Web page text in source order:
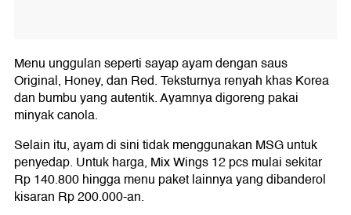
Menu unggulan seperti sayap ayam dengan saus
Original, Honey, dan Red. Teksturnya renyah khas Korea
dan bumbu yang autentik. Ayamnya digoreng pakai
minyak canola.
Selain itu, ayam di sini tidak menggunakan MSG untuk
penyedap. Untuk harga, Mix Wings 12 pcs mulai sekitar
Rp 140.800 hingga menu paket lainnya yang dibanderol
kisaran Rp 200.000-an.